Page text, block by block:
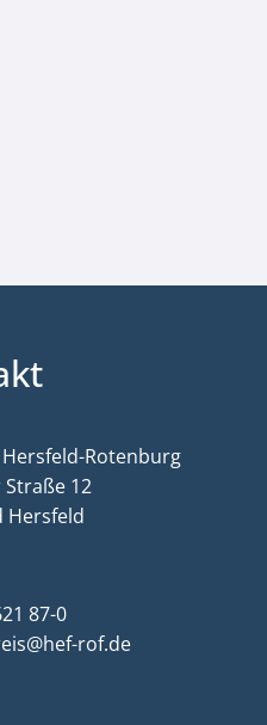
Rotenburg
12
Hersfeld
87-0
rof.de